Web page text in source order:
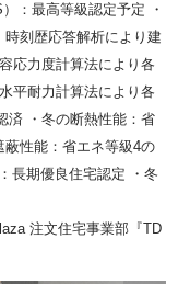
：最高等級認定予定 ・
刻歴応答解析により建
応力度計算法により各
平耐力計算法により各
済 ・冬の断熱性能：省
性能：省エネ等級4の
長期優良住宅認定 ・冬
注文住宅事業部『TD